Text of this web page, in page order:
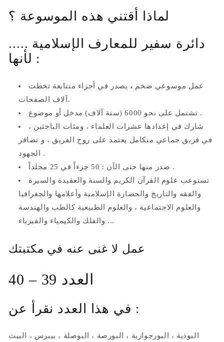
لماذا أقتني هذه الموسوعة ؟
دائرة سفير للمعارف الإسلامية .....
لأنها :
عمل موسوعي ضخم ، يصدر في أجزاء متتابعة تخطت
آلاف الصفحات.
تشتمل على نحو 6000 (ستة آلاف) مدخل أو موضوع .
شارك في إعدادها عشرات العلماء ، ومئات الباحثين ،
في فريق جماعي متكامل يعتمد على روح الفريق ، و تضافر
الجهود .
صدر منها حتى الآن : 50 جزءاً في 25 مجلداً .
تستوعب علوم القرآن الكريم والسنة والعقيدة والسيرة
والفقه والتاريخ والحضارة الإسلامية وأعلامها والجغرافيا
والعلوم الاجتماعية ، والعلوم الطبيعية كالطب والهندسة
والفلك والكيمياء والفيزياء ...
عمل لا غنى عنه في مكتبتك
العدد 39 – 40
في هذا العدد نقرأ عن :
البوذية ، البورجوازية ، البورصة ، البوصلة ، بيبرس ، البيت